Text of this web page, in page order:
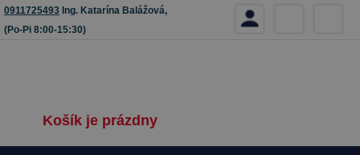
0911725493 Ing. Katarína Balážová,
(Po-Pi 8:00-15:30)
Košík je prázdny